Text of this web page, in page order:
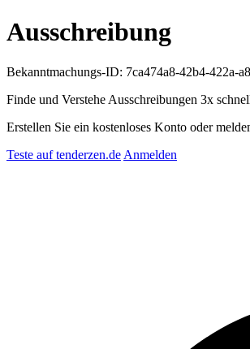
Ausschreibung
Bekanntmachungs-ID: 7ca474a8-42b4-422a-
Finde und Verstehe Ausschreibungen 3x
Erstellen Sie ein kostenloses Konto oder
Teste auf tenderzen.de Anmelden